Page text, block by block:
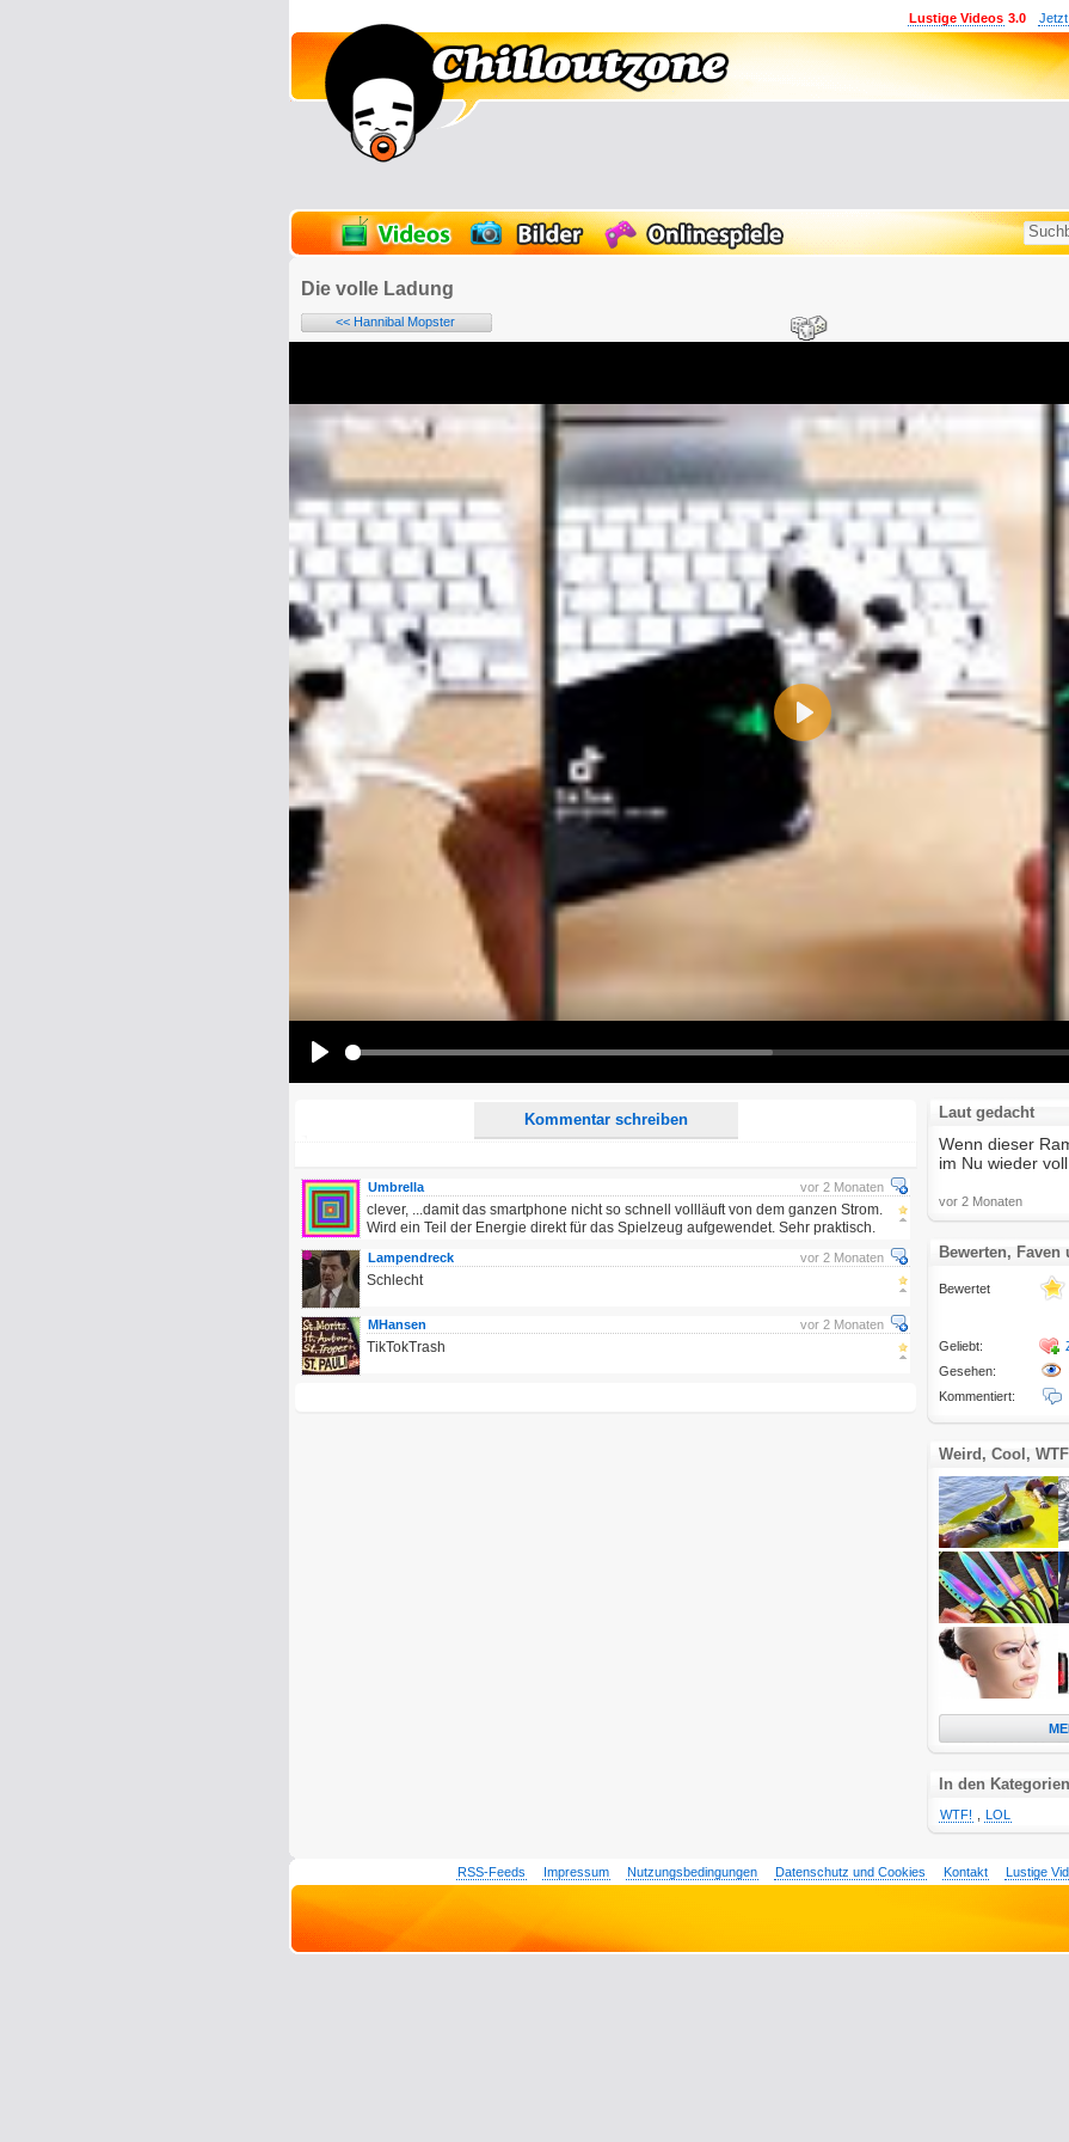
Lustige Videos 3.0
Die volle Ladung
<< Hannibal Mopster
Play
Kommentar schreiben
Name:
E-Mail-Adresse (optional):
Kommentar:
Alle HTML-Tags außer <br>, <strike> und <i> werden aus Deinem Kommentar entfernt.
URLs werden automatisch umgewandelt. Bitte verwende "www." oder "http://" in URLs
Ich möchte eine E-Mail, wenn auf dieser Seite weitere Kommentare erscheinen.
vor 2 Monaten
Umbrella
clever, ...damit das smartphone nicht so schnell vollläuft von dem ganzen Strom.
Wird ein Teil der Energie direkt für das Spielzeug aufgewendet. Sehr praktisch.
vor 2 Monaten
Lampendreck
Schlecht
vor 2 Monaten
MHansen
TikTokTrash
Laut gedacht
Wenn dieser
im Nu wieder
vor 2 Monaten
Bewerten, Faven
Bewertet
Geliebt:
Gesehen:
Kommentiert:
Weird, Cool, WTF
In den Kategorien
WTF! LOL
RSS-Feeds Impressum Nutzungsbedingungen Datenschutz und Cookies Kontakt Lustige